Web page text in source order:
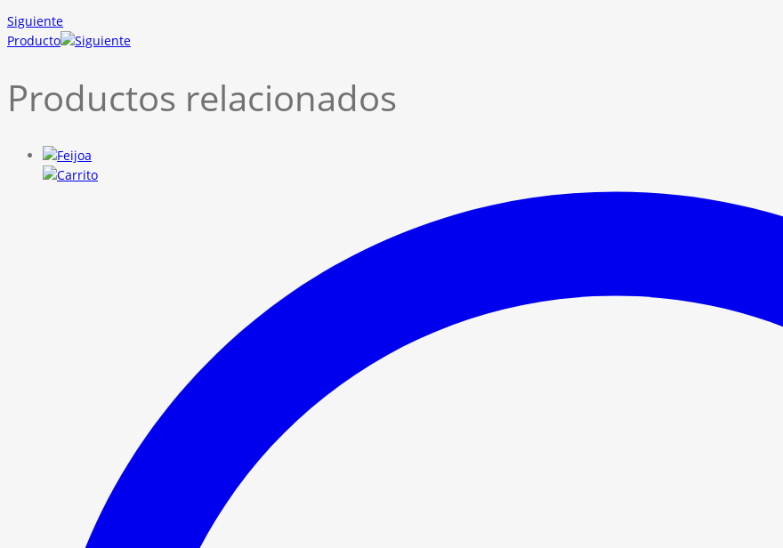
Siguiente
Producto
Productos relacionados